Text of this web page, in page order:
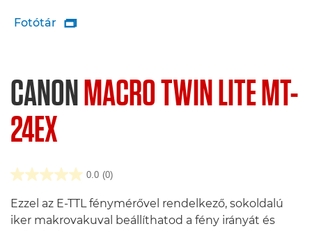
Fotótár 
CANONMACRO TWIN LITE MT-
24EX
0.0 (0)
Ezzel az E-TTL fénymérővel rendelkező, sokoldalú
iker makrovakuval beállíthatod a fény irányát és